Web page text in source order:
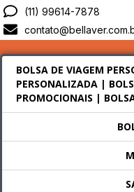
(11) 99614-7878
BOLSA DE VIAGEM
PERSONALIZADA |
PROMOCIONAIS |